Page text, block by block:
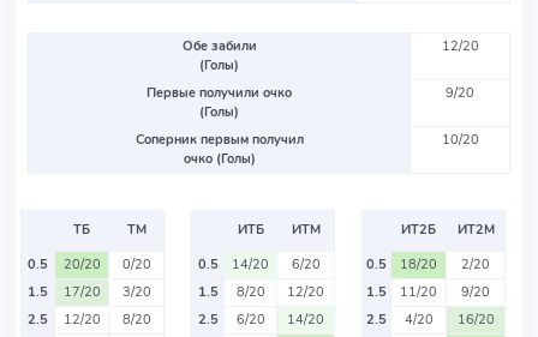
Обе забили
(Голы)
12/20
Первые получили очко
(Голы)
9/20
Соперник первым получил
очко (Голы)
10/20
ТБ
ТМ
0.5
20/20
0/20
1.5
17/20
3/20
2.5
12/20
8/20
ИТБ
ИТМ
0.5
14/20
6/20
1.5
8/20
12/20
2.5
6/20
14/20
ИТ2Б
ИТ2М
0.5
18/20
2/20
1.5
11/20
9/20
2.5
4/20
16/20